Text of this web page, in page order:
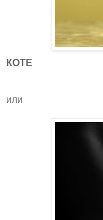
КОТЕ
или